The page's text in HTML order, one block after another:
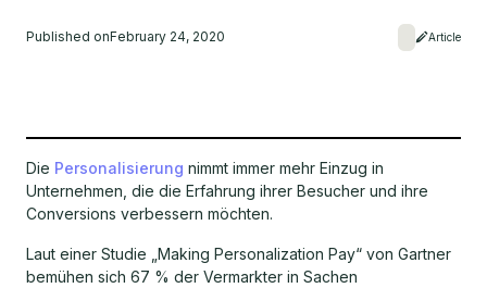
Published onFebruary 24, 2020 Article
Die Personalisierung nimmt immer mehr Einzug in
Unternehmen, die die Erfahrung ihrer Besucher und ihre
Conversions verbessern möchten.
Laut einer Studie „Making Personalization Pay“ von Gartner
bemühen sich 67 % der Vermarkter in Sachen